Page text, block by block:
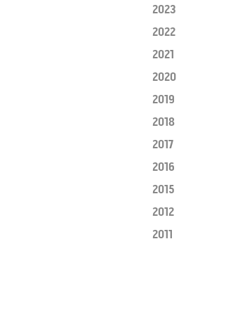
2023
2022
2021
2020
2019
2018
2017
2016
2015
2012
2011